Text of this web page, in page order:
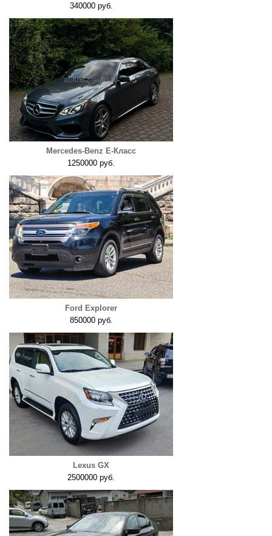
340000 руб.
Mercedes-Benz E-Класс
1250000 руб.
Ford Explorer
850000 руб.
Lexus GX
2500000 руб.